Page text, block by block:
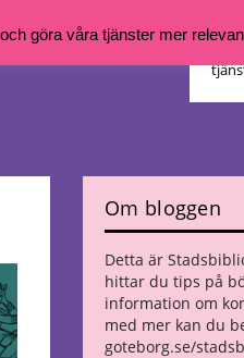
Vill
Om bloggen
Detta är
hittar du tips på
information om
med mer kan du
goteborg.se/
göra våra tjänster mer